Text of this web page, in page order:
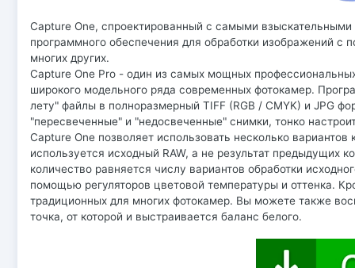
Capture One, спроектированный с самыми
программного обеспечения для обработки изображений с
многих других.
Capture One Pro - один из самых мощных
широкого модельного ряда современных фотокамер.
лету" файлы в полноразмерный TIFF (RGB / CMYK) и JPG
"пересвеченные" и "недосвеченные" снимки, тонко
Capture One позволяет использовать несколько
используется исходный RAW, а не результат предыдущих
количество равняется числу вариантов обработки
помощью регуляторов цветовой температуры и оттенка.
традиционных для многих фотокамер. Вы можете также
точка, от которой и выстраивается баланс белого.